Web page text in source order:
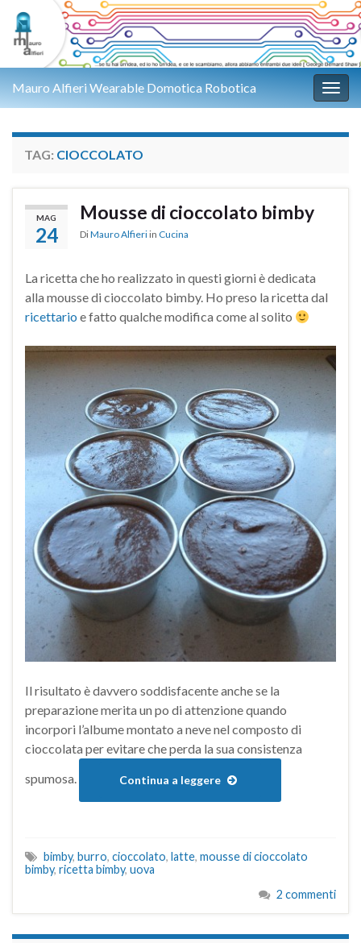
Mauro Alfieri Wearable Domotica Robotica
TAG: CIOCCOLATO
MAG
24
Mousse di cioccolato bimby
DiMauro Alfieri in Cucina
La ricetta che ho realizzato in questi giorni è dedicata
alla mousse di cioccolato bimby. Ho preso la ricetta dal
ricettario e fatto qualche modifica come al solito
Il risultato è davvero soddisfacente anche se la
preparazione merita un po di attenzione quando
incorpori l’albume montato a neve nel composto di
cioccolata per evitare che perda la sua consistenza
spumosa.
Continua a leggere
bimby, burro, cioccolato, latte, mousse di cioccolato
bimby, ricetta bimby, uova
2 commenti